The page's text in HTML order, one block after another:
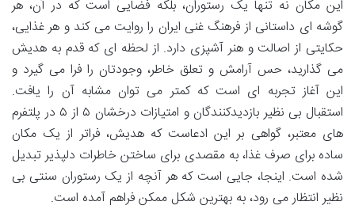
این مکان نه تنها یک رستوران، بلکه فضایی است که در آن، هر
گوشه ای داستانی از فرهنگ غنی ایران را روایت می کند و هر غذایی،
حکایتی از اصالت و هنر آشپزی دارد. از لحظه ای که قدم به هدیش
می گذارید، حس آرامش و تعلق خاطر، وجودتان را فرا می گیرد و
این آغاز تجربه ای است که کمتر می توان مشابه آن را یافت.
استقبال بی نظیر بازدیدکنندگان و امتیازات درخشان ۵ از ۵ در پلتفرم
های معتبر، گواهی بر این ادعاست که هدیش، فراتر از یک مکان
ساده برای صرف غذا، به مقصدی برای ساختن خاطرات دلپذیر تبدیل
شده است. اینجا، جایی است که هر آنچه از یک رستوران سنتی بی
نظیر انتظار می رود، به بهترین شکل ممکن فراهم آمده است.